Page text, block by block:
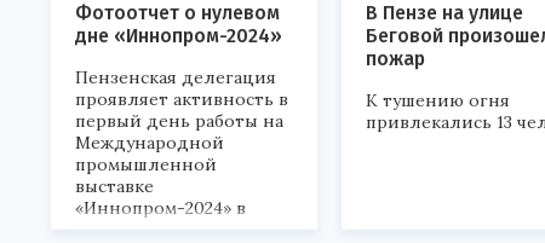
Фотоотчет о нулевом
дне «Иннопром-2024»
Пензенская делегация
проявляет активность в
первый день работы на
Международной
промышленной
выставке
«Иннопром-2024» в
Екатеринбурге.
В Пензе на улице
Беговой
пожар
К тушению огня
привлекались 13